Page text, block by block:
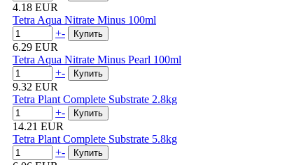
4.18 EUR
Tetra Aqua Nitrate Minus 100ml
+-
6.29 EUR
Tetra Aqua Nitrate Minus Pearl 100ml
+-
9.32 EUR
Tetra Plant Complete Substrate 2.8kg
+-
14.21 EUR
Tetra Plant Complete Substrate 5.8kg
+-